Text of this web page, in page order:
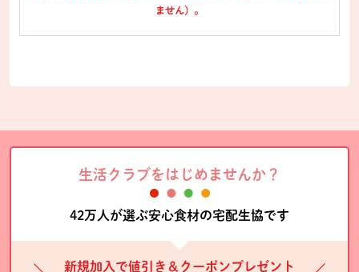
ません）。
生活クラブをはじめませんか？
42万人が選ぶ安心食材の宅配生協です
新規加入で値引き＆クーポンプレゼント